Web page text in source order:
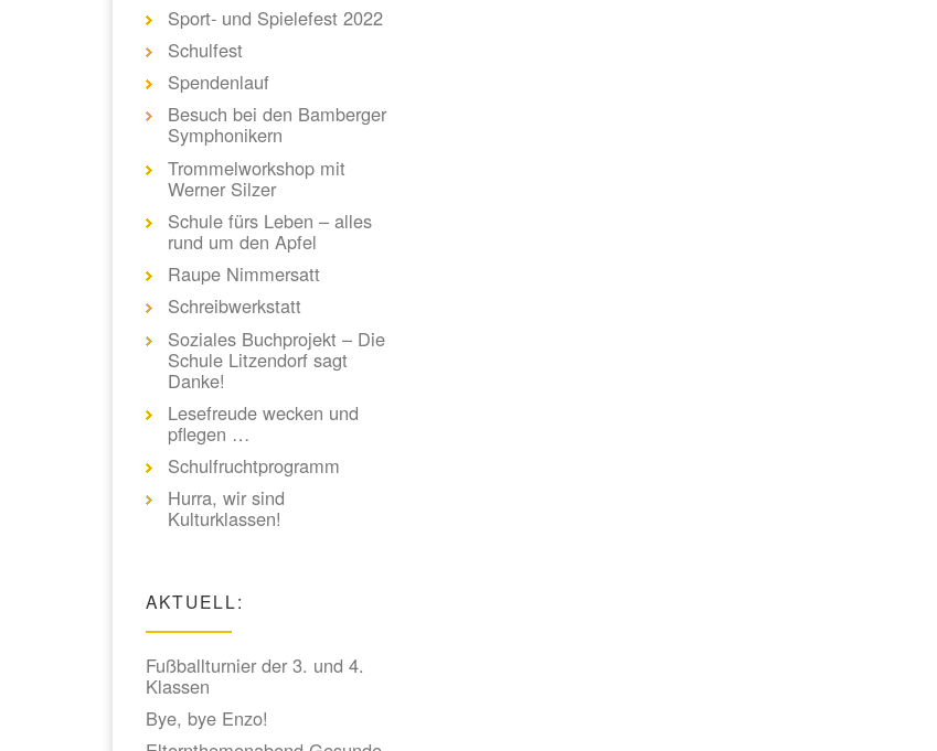
Sport- und Spielefest 2022
Schulfest
Spendenlauf
Besuch bei den Bamberger
Symphonikern
Trommelworkshop mit
Werner Silzer
Schule fürs Leben – alles
rund um den Apfel
Raupe Nimmersatt
Schreibwerkstatt
Soziales Buchprojekt – Die
Schule Litzendorf sagt
Danke!
Lesefreude wecken und
pflegen …
Schulfruchtprogramm
Hurra, wir sind
Kulturklassen!
AKTUELL:
Fußballturnier der 3. und 4.
Klassen
Bye, bye Enzo!